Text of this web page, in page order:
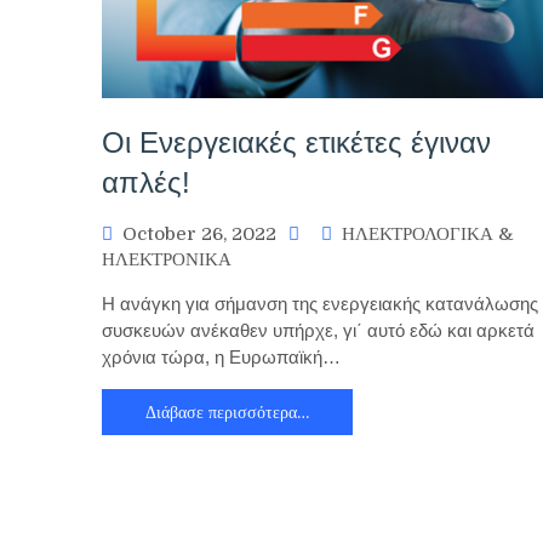
Οι Ενεργειακές ετικέτες έγιναν
απλές!
October 26, 2022
ΗΛΕΚΤΡΟΛΟΓΙΚΑ &
ΗΛΕΚΤΡΟΝΙΚΑ
Η ανάγκη για σήμανση της ενεργειακής
συσκευών ανέκαθεν υπήρχε, γι΄ αυτό εδώ και αρκετά
χρόνια τώρα, η Ευρωπαϊκή…
Διάβασε περισσότερα…